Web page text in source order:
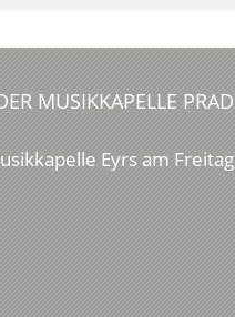
MUSIKKAPELLE PRAD
Eyrs am